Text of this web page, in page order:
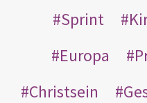
Sprint
Europa
Christsein